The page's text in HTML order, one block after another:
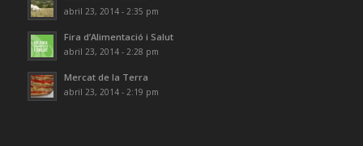
abril 23, 2014 - 2:35 pm
Fira d’Alimentació i Salut
abril 23, 2014 - 2:28 pm
Mercat de la Terra
abril 23, 2014 - 2:19 pm